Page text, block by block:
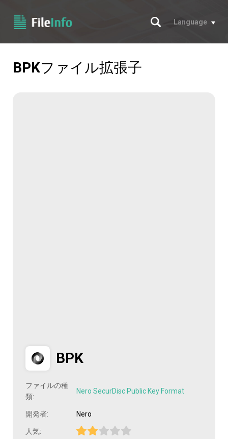
サーチ
Language
BPKファイル拡張子
BPK
ファイルの種
類:
Nero SecurDisc Public Key Format
開発者: Nero
人気: